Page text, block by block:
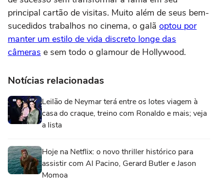
principal cartão de visitas. Muito além de seus bem-
sucedidos trabalhos no cinema, o galã optou por
manter um estilo de vida discreto longe das
câmeras e sem todo o glamour de Hollywood.
Notícias relacionadas
Leilão de Neymar terá entre os lotes viagem à
casa do craque, treino com Ronaldo e mais; veja
a lista
Hoje na Netflix: o novo thriller histórico para
assistir com Al Pacino, Gerard Butler e Jason
Momoa